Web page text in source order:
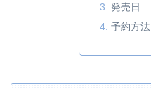
発売日
予約方法